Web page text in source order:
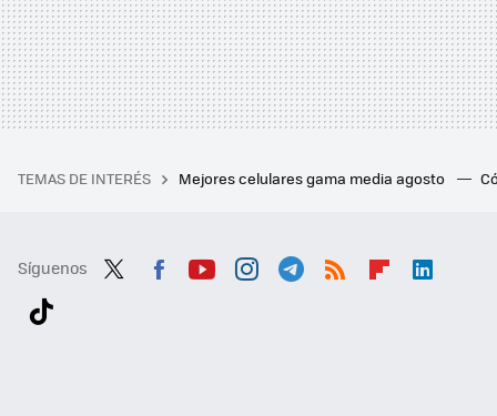
TEMAS DE INTERÉS Mejores celulares gama media agosto
Síguenos